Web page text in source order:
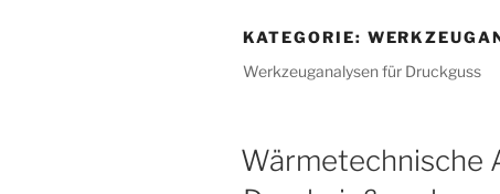
KATEGORIE:
Werkzeuganalysen für Druckguss
Wärmetechnische